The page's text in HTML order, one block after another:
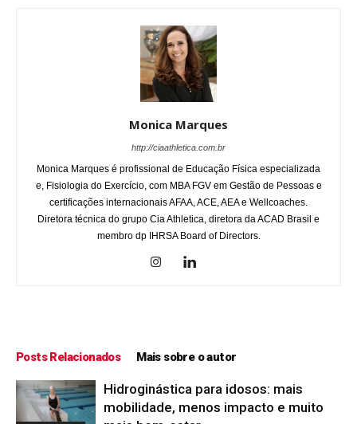
Monica Marques
http://ciaathletica.com.br
Monica Marques é profissional de Educação Física especializada
e, Fisiologia do Exercício, com MBA FGV em Gestão de Pessoas e
certificações internacionais AFAA, ACE, AEA e Wellcoaches.
Diretora técnica do grupo Cia Athletica, diretora da ACAD Brasil e
membro dp IHRSA Board of Directors.
Posts Relacionados Mais sobre o autor
Hidroginástica para idosos: mais
mobilidade, menos impacto e muito